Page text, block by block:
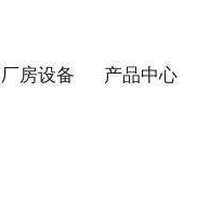
厂房设备 产品中心